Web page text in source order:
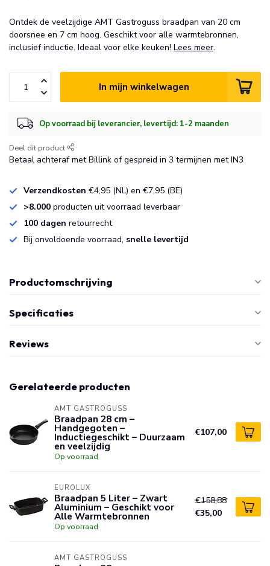
Ontdek de veelzijdige AMT Gastroguss braadpan van 20 cm
doorsnee en 7 cm hoog. Geschikt voor alle warmtebronnen,
inclusief inductie. Ideaal voor elke keuken! Lees meer.
In mijn winkelwagen
Op voorraad bij leverancier, levertijd: 1-2 maanden
Deel dit product
Betaal achteraf met Billink of gespreid in 3 termijnen met IN3
Verzendkosten €4,95 (NL) en €7,95 (BE)
>8.000 producten uit voorraad leverbaar
100 dagen retourrecht
Bij onvoldoende voorraad, snelle levertijd
Productomschrijving
Specificaties
Reviews
Gerelateerde producten
AMT GASTROGUSS
Braadpan 28 cm –
Handgegoten –
Inductiegeschikt – Duurzaam
en veelzijdig
Op voorraad
€107,00
EUROLUX
Braadpan 5 Liter – Zwart
Aluminium – Geschikt voor
Alle Warmtebronnen
Op voorraad
€158,88
€35,00
AMT GASTROGUSS